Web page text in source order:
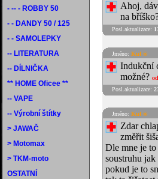
- -- - ROBBY 50
- - DANDY 50 / 125
- - SAMOLEPKY
-- LITERATURA
-- DÍLNIČKA
** HOME Oficee **
-- VAPE
-- Výrobní štítky
> JAWAČ
> Motomax
> TKM-moto
OSTATNÍ
Ahoj,
na
Posl.aktualizace:
Jméno: Kul ®
Indukční
možné?
Posl.aktualizace:
Jméno: Kul ®
Zdar
změřit
Dle mne je to
soustruhu
pokud je to